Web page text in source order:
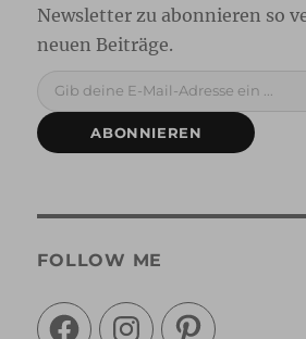
ABONNIEREN
FOLLOW ME
FacebookInstagramPinterest